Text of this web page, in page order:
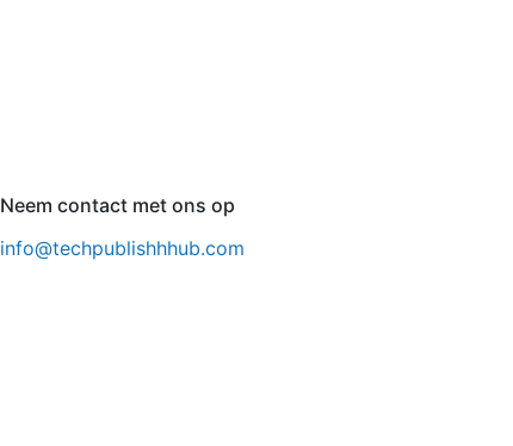
Neem contact met ons op
info@techpublishhhub.com